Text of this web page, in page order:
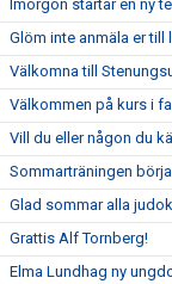
Imorgon startar en ny
Glöm inte anmäla er till
Välkomna till
Välkommen på kurs i
Vill du eller någon du
Sommarträningen
Glad sommar alla
Grattis Alf Tornberg!
Elma Lundhag ny